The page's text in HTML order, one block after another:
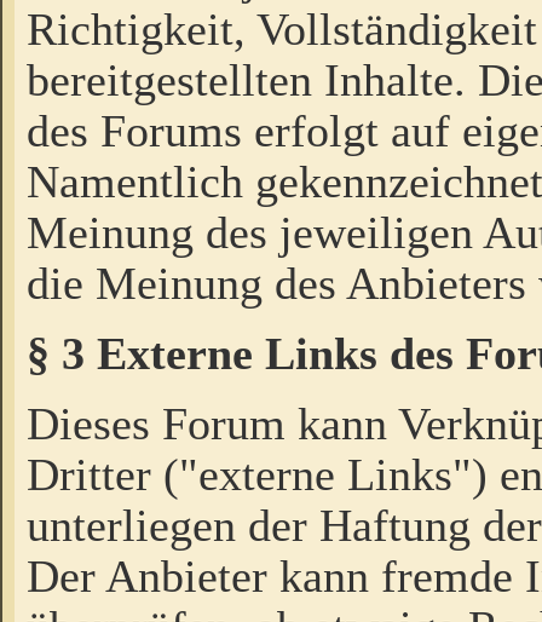
Richtigkeit,
bereitgestellten Inhalte.
des Forums erfolgt auf
Namentlich
Meinung des jeweiligen
die Meinung des Anbieters
§ 3 Externe Links des
Dieses Forum kann
Dritter ("externe Links")
unterliegen der Haftung
Der Anbieter kann fremde